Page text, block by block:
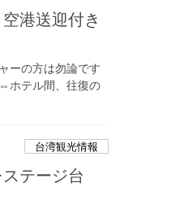
港送迎付き
ーの方は勿論です
ホテル間、往復の
台湾観光情報
テージ台